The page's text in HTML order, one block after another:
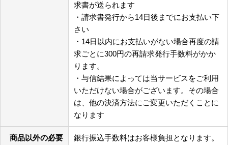
求書が送られます
・請求書発行から14日後までにお支払い下
さい
・14日以内にお支払いがない場合再度の請
求ごとに300円の再請求発行手数料がかか
ります。
・与信結果によっては当サービスをご利用
いただけない場合がございます。その場合
は、他の決済方法にご変更いただくことに
なります
商品以外の必要
銀行振込手数料はお客様負担となります。